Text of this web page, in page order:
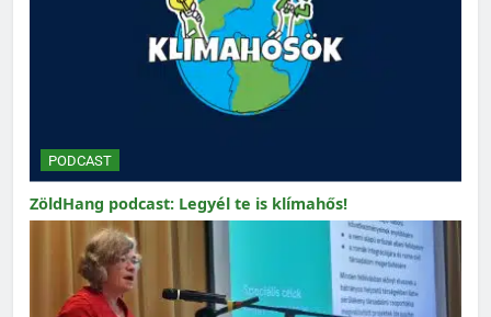
PODCAST
ZöldHang podcast: Legyél te is klímahős!